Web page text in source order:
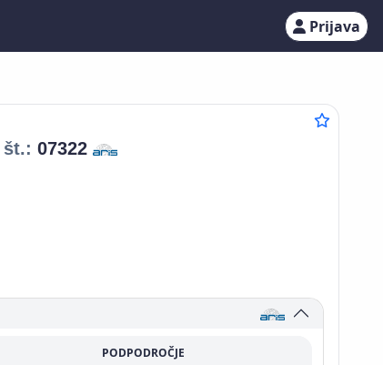
Prijava
št.: 07322
PODPODROČJE